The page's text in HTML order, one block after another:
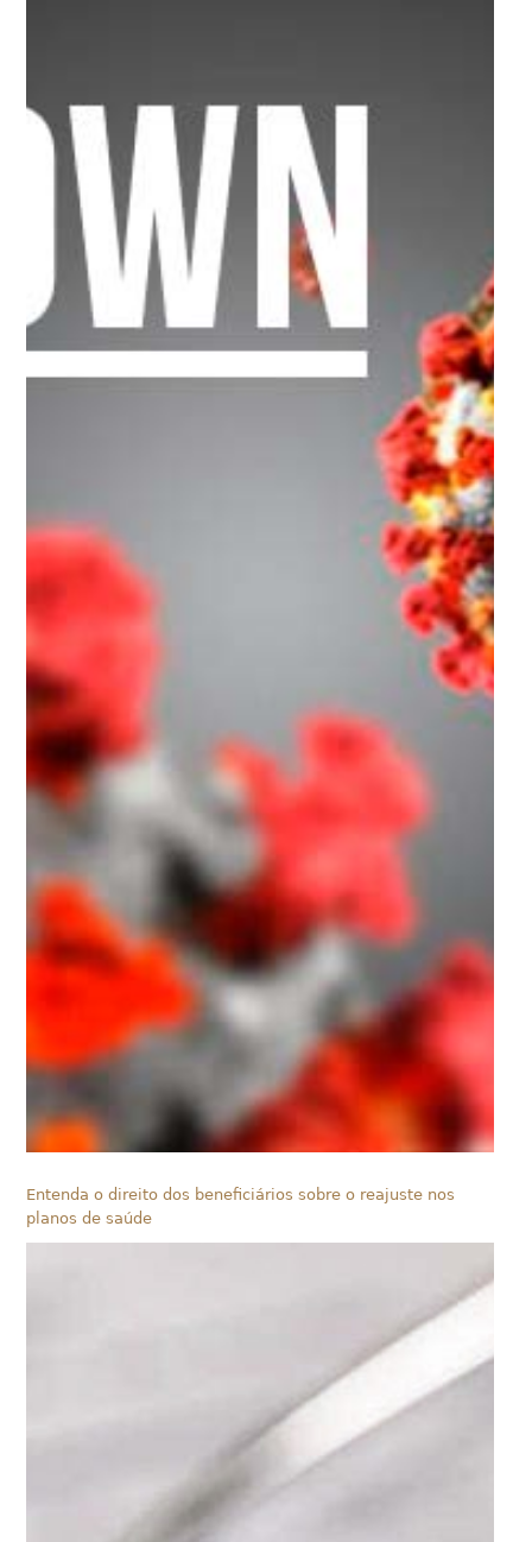
Entenda o direito dos beneficiários sobre o reajuste nos
planos de saúde